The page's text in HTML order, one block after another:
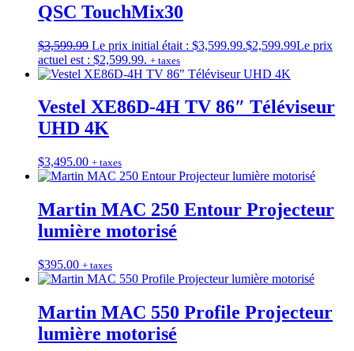
QSC TouchMix30
$3,599.99 Le prix initial était : $3,599.99.$2,599.99Le prix
actuel est : $2,599.99. + taxes
Vestel XE86D-4H TV 86″ Téléviseur
UHD 4K
$3,495.00 + taxes
Martin MAC 250 Entour Projecteur
lumière motorisé
$395.00 + taxes
Martin MAC 550 Profile Projecteur
lumière motorisé